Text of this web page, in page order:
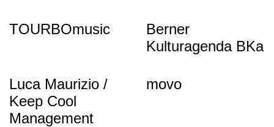
TOURBOmusic
Berner
Kulturagenda BKa
Luca Maurizio /
Keep Cool
Management
movo